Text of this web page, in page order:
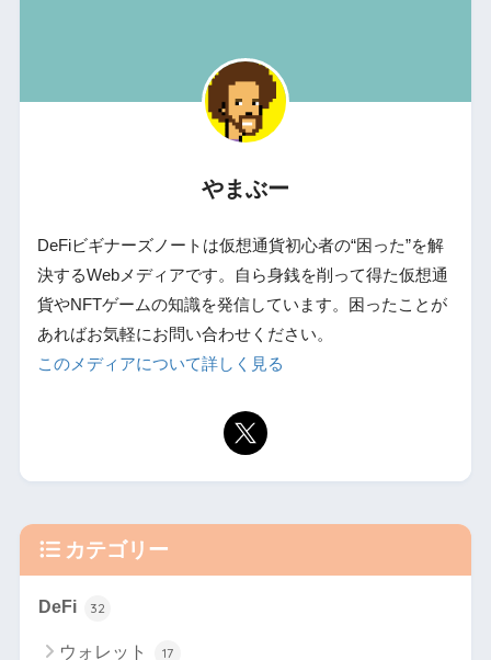
やまぶー
DeFiビギナーズノートは仮想通貨初心者の“困った”を解
決するWebメディアです。自ら身銭を削って得た仮想通
貨やNFTゲームの知識を発信しています。困ったことが
あればお気軽にお問い合わせください。
このメディアについて詳しく見る
カテゴリー
DeFi 32
ウォレット 17